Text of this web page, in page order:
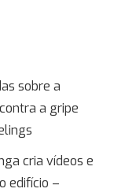
sobre a
a gripe
cria vídeos e
edifício –